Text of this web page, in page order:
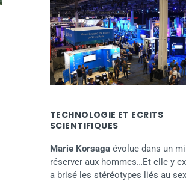
TECHNOLOGIE ET ECRITS
SCIENTIFIQUES
Marie Korsaga évolue dans un
réserver aux hommes…Et elle y
a brisé les stéréotypes liés au